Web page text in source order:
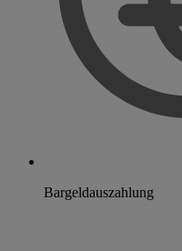
Bargeldauszahlung